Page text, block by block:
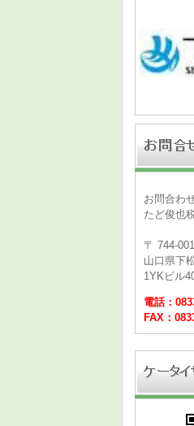
お問合わ
たど俊也
〒 744-
山口県下
1YKビル
電話：
FAX：